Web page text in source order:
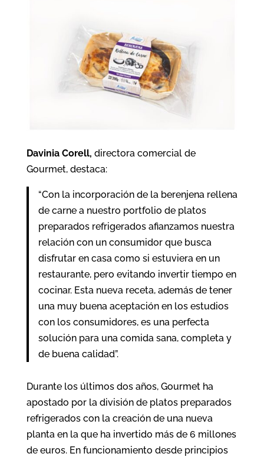
Davinia Corell, directora comercial de
Gourmet, destaca:
“Con la incorporación de la berenjena rellena
de carne a nuestro portfolio de platos
preparados refrigerados afianzamos nuestra
relación con un consumidor que busca
disfrutar en casa como si estuviera en un
restaurante, pero evitando invertir tiempo en
cocinar. Esta nueva receta, además de tener
una muy buena aceptación en los estudios
con los consumidores, es una perfecta
solución para una comida sana, completa y
de buena calidad”.
Durante los últimos dos años, Gourmet ha
apostado por la división de platos preparados
refrigerados con la creación de una nueva
planta en la que ha invertido más de 6 millones
de euros. En funcionamiento desde principios